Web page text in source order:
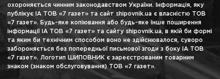
охороняється чинним законодавством України. Інформація, яку
публікує ІА ТОВ «7 газет» та сайт shipovnik.ua є власністю ТОВ
«7 газет». Будь-яке копіювання або будь-яке інше поширення
інформації ІА ТОВ «7 газет» та сайту shipovnik.ua, в якій би формі
та яким би технічним способом воно не здійснювалося, суворо
забороняється без попередньої письмової згоди з боку ІА ТОВ
«7 газет». Логотип ШИПОВНИК є зареєстрованим товарним
знаком (знаком обслуговування) ТОВ «7 газет».